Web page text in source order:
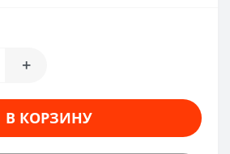
+
В КОРЗИНУ